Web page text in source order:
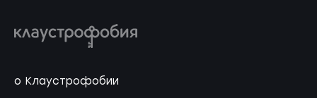
о Клаустрофобии